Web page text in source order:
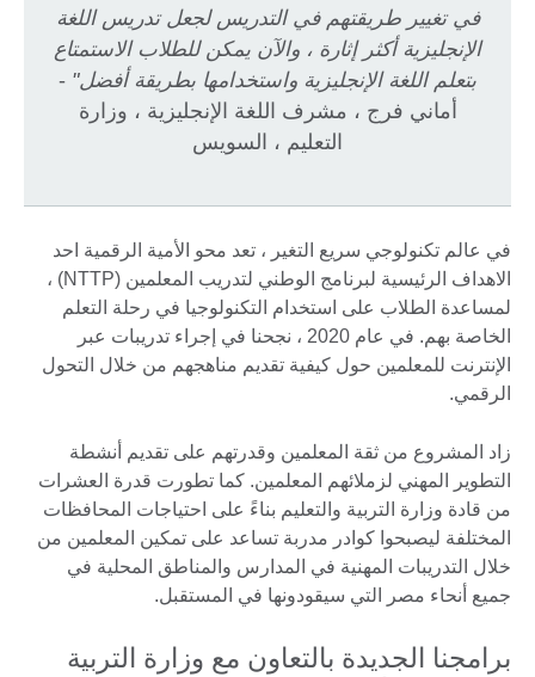
في تغيير طريقتهم في التدريس لجعل تدريس اللغة
الإنجليزية أكثر إثارة ، والآن يمكن للطلاب الاستمتاع
بتعلم اللغة الإنجليزية واستخدامها بطريقة أفضل" -
أماني فرج ، مشرف اللغة الإنجليزية ، وزارة
التعليم ، السويس
في عالم تكنولوجي سريع التغير ، تعد محو الأمية الرقمية احد
الاهداف الرئيسية لبرنامج الوطني لتدريب المعلمين (NTTP) ،
لمساعدة الطلاب على استخدام التكنولوجيا في رحلة التعلم
الخاصة بهم. في عام 2020 ، نجحنا في إجراء تدريبات عبر
الإنترنت للمعلمين حول كيفية تقديم مناهجهم من خلال التحول
الرقمي.
زاد المشروع من ثقة المعلمين وقدرتهم على تقديم أنشطة
التطوير المهني لزملائهم المعلمين. كما تطورت قدرة العشرات
من قادة وزارة التربية والتعليم بناءً على احتياجات المحافظات
المختلفة ليصبحوا كوادر مدربة تساعد على تمكين المعلمين من
خلال التدريبات المهنية في المدارس والمناطق المحلية في
جميع أنحاء مصر التي سيقودونها في المستقبل.
برامجنا الجديدة بالتعاون مع وزارة التربية